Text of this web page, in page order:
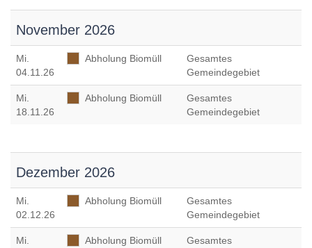
November 2026
Mi.
04.11.26
Abholung Biomüll
Gesamtes
Gemeindegebiet
Mi.
18.11.26
Abholung Biomüll
Gesamtes
Gemeindegebiet
Dezember 2026
Mi.
02.12.26
Abholung Biomüll
Gesamtes
Gemeindegebiet
Mi.
Abholung Biomüll
Gesamtes